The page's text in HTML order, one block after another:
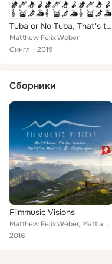
Tuba or No Tuba, That's the Question
Matthew Felix Weber
Сингл
2019
Сборники
Filmmusic Visions
Matthew Felix Weber, Mattia Matto & Tulpenglanz
2016